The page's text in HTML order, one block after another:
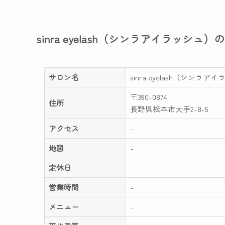
sinra eyelash（シンラアイラッシュ）
サロン名 sinra eyelash（シンラアイラ
住所
〒390-0874
長野県松本市大手2-8-5
アクセス
-
地図
-
定休日
-
営業時間
-
メニュー
-